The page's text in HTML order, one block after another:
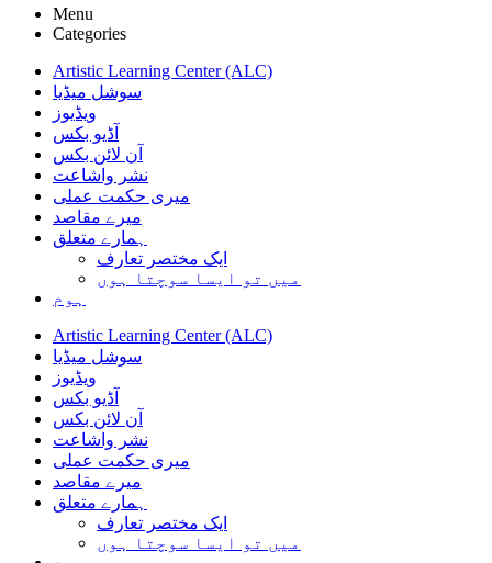
Menu
Categories
Artistic Learning Center (ALC)
سوشل میڈیا
ویڈیوز
آڈیو بکس
آن لائن بکس
نشر واشاعت
میری حکمت عملی
میرے مقاصد
ہمارے متعلق
ایک مختصر تعارف
میں تو ایسا سوچتا ہوں
ہوم
Artistic Learning Center (ALC)
سوشل میڈیا
ویڈیوز
آڈیو بکس
آن لائن بکس
نشر واشاعت
میری حکمت عملی
میرے مقاصد
ہمارے متعلق
ایک مختصر تعارف
میں تو ایسا سوچتا ہوں